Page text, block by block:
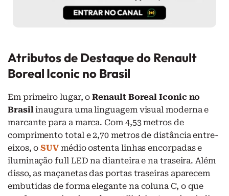
Atributos de Destaque do Renault
Boreal Iconic no Brasil
Em primeiro lugar, oRenault Boreal Iconic no
Brasil inaugura uma linguagem visual moderna e
marcante para a marca. Com 4,53 metros de
comprimento total e 2,70 metros de distância entre-
eixos, oSUV médio ostenta linhas encorpadas e
iluminação full LED na dianteira e na traseira. Além
disso, as maçanetas das portas traseiras aparecem
embutidas de forma elegante na coluna C, o que